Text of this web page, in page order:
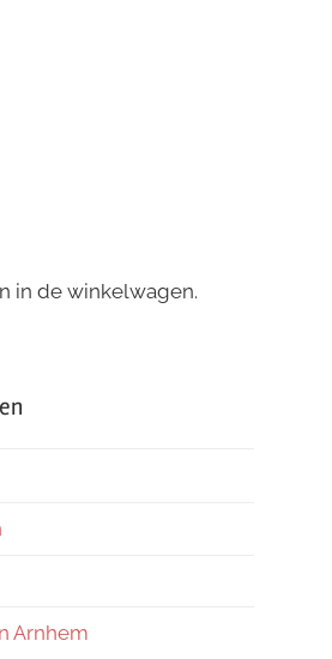
in de winkelwagen.
Arnhem